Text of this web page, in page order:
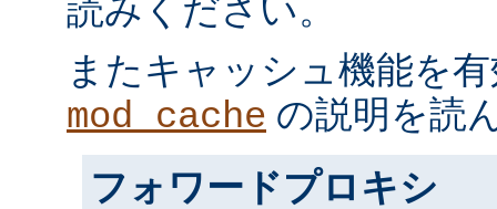
読みください。
またキャッシュ機能を
mod_cache の説明を読
フォワードプロキシ